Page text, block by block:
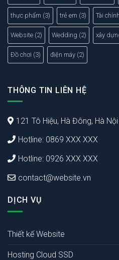
thực phẩm (3) trẻ em (3) Tài chính
Website (2) Wedding (2) xây
Đồ chơi (3) điện máy (2)
THÔNG TIN LIÊN HỆ
121 Tô Hiệu, Hà Đông, Hà Nội
Hotline: 0869 XXX XXX
Hotline: 0926 XXX XXX
contact@website.vn
DỊCH VỤ
Thiết kế Website
Hosting Cloud SSD